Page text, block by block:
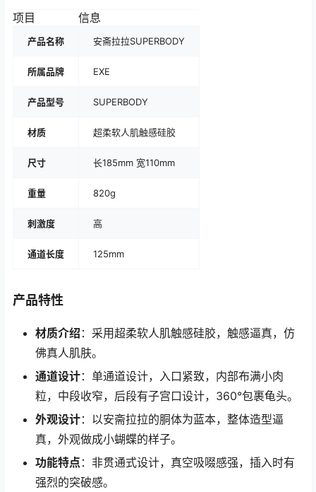
项目 信息
产品名称 安斋拉拉SUPERBODY
所属品牌 EXE
产品型号 SUPERBODY
材质 超柔软人肌触感硅胶
尺寸 长185mm 宽110mm
重量 820g
刺激度 高
通道长度 125mm
产品特性
材质介绍 ：采用超柔软人肌触感硅胶，触感逼真，仿
佛真人肌肤。
通道设计：单通道设计，入口紧致，内部布满小肉
粒，中段收窄，后段有子宫口设计，360°包裹龟头。
外观设计：以安斋拉拉的胴体为蓝本，整体造型逼
真，外观做成小蝴蝶的样子。
功能特点 ：非贯通式设计，真空吸啜感强，插入时有
强烈的突破感。